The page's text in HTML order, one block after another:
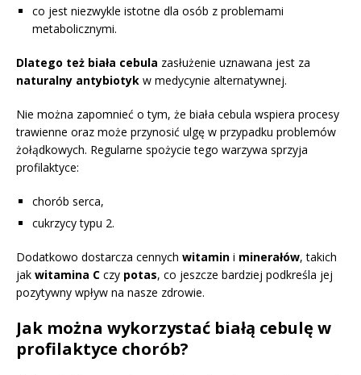
co jest niezwykle istotne dla osób z problemami
metabolicznymi.
Dlatego też biała cebula zasłużenie uznawana jest za
naturalny antybiotyk w medycynie alternatywnej.
Nie można zapomnieć o tym, że biała cebula wspiera procesy
trawienne oraz może przynosić ulgę w przypadku problemów
żołądkowych. Regularne spożycie tego warzywa sprzyja
profilaktyce:
chorób serca,
cukrzycy typu 2.
Dodatkowo dostarcza cennych witamin i minerałów, takich
jak witamina C czy potas, co jeszcze bardziej podkreśla jej
pozytywny wpływ na nasze zdrowie.
Jak można wykorzystać białą cebulę w
profilaktyce chorób?